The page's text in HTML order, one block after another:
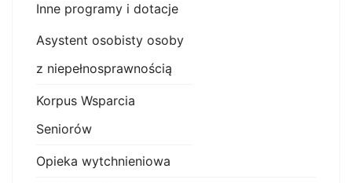
Inne programy i dotacje
Asystent osobisty osoby
z niepełnosprawnością
Korpus Wsparcia
Seniorów
Opieka wytchnieniowa